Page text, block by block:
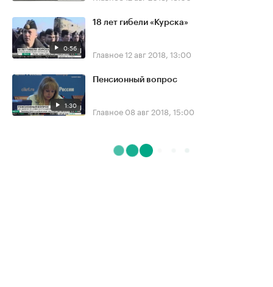
0:56
18 лет гибели «Курска»
Главное12 авг 2018, 13:00
1:30
Пенсионный вопрос
Главное 08 авг 2018, 15:00